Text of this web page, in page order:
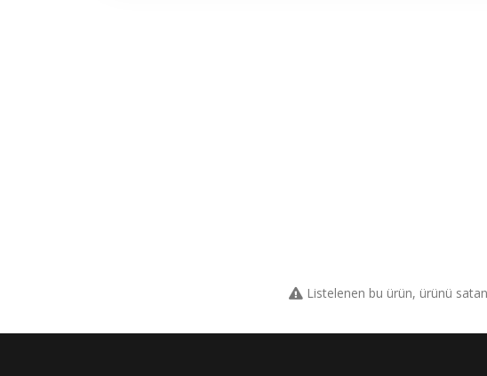
Listelenen bu ürün, ürünü